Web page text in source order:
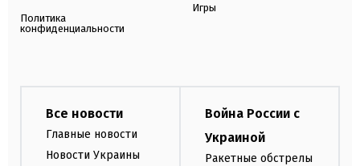
Политика
конфиденциальности
Игры
Все новости
Главные новости
Новости Украины
Война России с
Украиной
Ракетные обстрелы